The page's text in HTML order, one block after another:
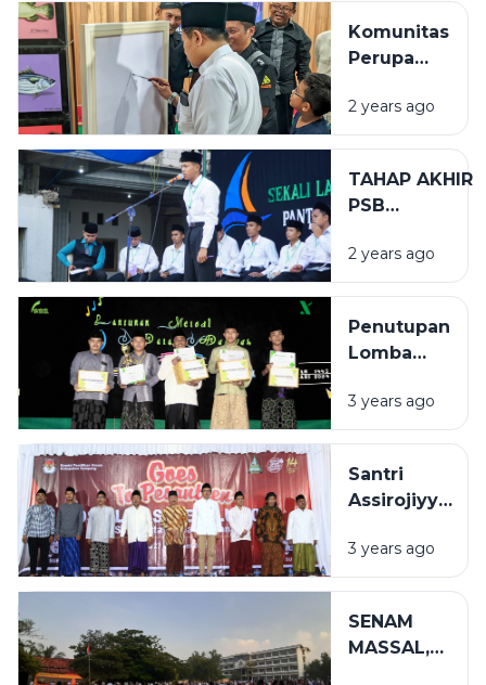
Komunitas
Perupa
Gelar
Pameran
di Ponpes
Assirojiyyah
2 years ago
TAHAP AKHIR
PSB
SANTRI
BERPRESTASI)
2 years ago
Penutupan
Lomba
Dakwah
(BIDAK)
1444
&#8211;
3 years ago
Santri
Assirojiyyah
Sosialisasi
Pemilu KPU
3 years ago
SENAM
MASSAL,